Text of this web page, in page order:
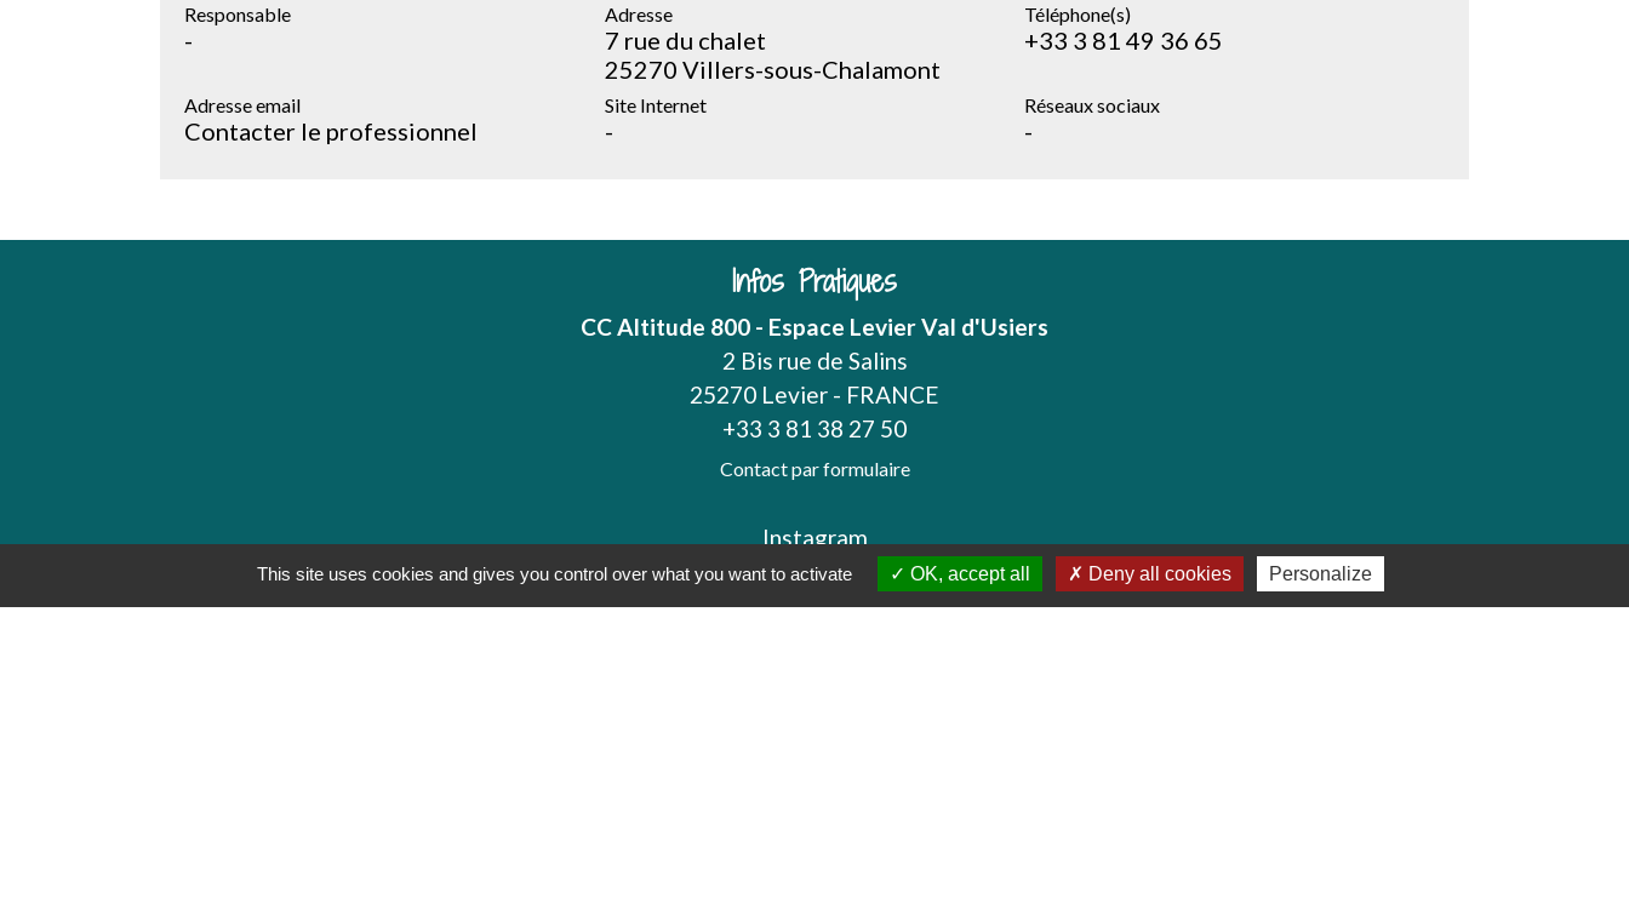
Responsable
-
Adresse
7 rue du chalet
25270 Villers-sous-Chalamont
Téléphone(s)
+33 3 81 49 36 65
Adresse email
Contacter le professionnel
Site Internet
-
Réseaux sociaux
-
Infos Pratiques
CC Altitude 800 - Espace Levier Val d'Usiers
2 Bis rue de Salins
25270 Levier - FRANCE
+33 3 81 38 27 50
Contact par formulaire
Instagram
This site uses cookies and gives you control over what you want to activate OK, accept all Deny all cookies Personalize